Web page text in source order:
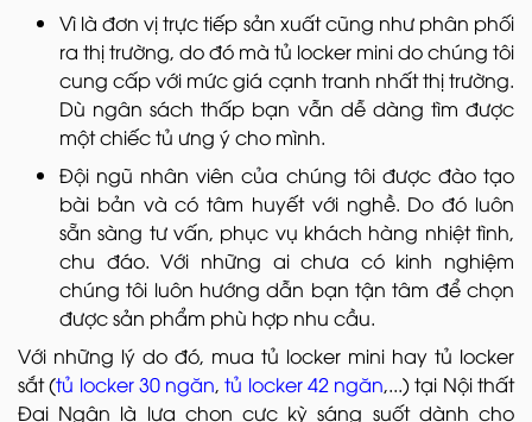
Vì là đơn vị trực tiếp sản xuất cũng như phân phối
ra thị trường, do đó mà tủ locker mini do chúng tôi
cung cấp với mức giá cạnh tranh nhất thị trường.
Dù ngân sách thấp bạn vẫn dễ dàng tìm được
một chiếc tủ ưng ý cho mình.
Đội ngũ nhân viên của chúng tôi được đào tạo
bài bản và có tâm huyết với nghề. Do đó luôn
sẵn sàng tư vấn, phục vụ khách hàng nhiệt tình,
chu đáo. Với những ai chưa có kinh nghiệm
chúng tôi luôn hướng dẫn bạn tận tâm để chọn
được sản phẩm phù hợp nhu cầu.
Với những lý do đó, mua tủ locker mini hay tủ locker
sắt (tủ locker 30 ngăn,tủ locker 42 ngăn,...) tại Nội thất
Đại Ngân là lựa chọn cực kỳ sáng suốt dành cho